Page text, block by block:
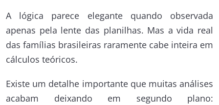
A lógica parece elegante quando observada
apenas pela lente das planilhas. Mas a vida real
das famílias brasileiras raramente cabe inteira em
cálculos teóricos.
Existe um detalhe importante que muitas análises
acabam deixando em segundo plano: